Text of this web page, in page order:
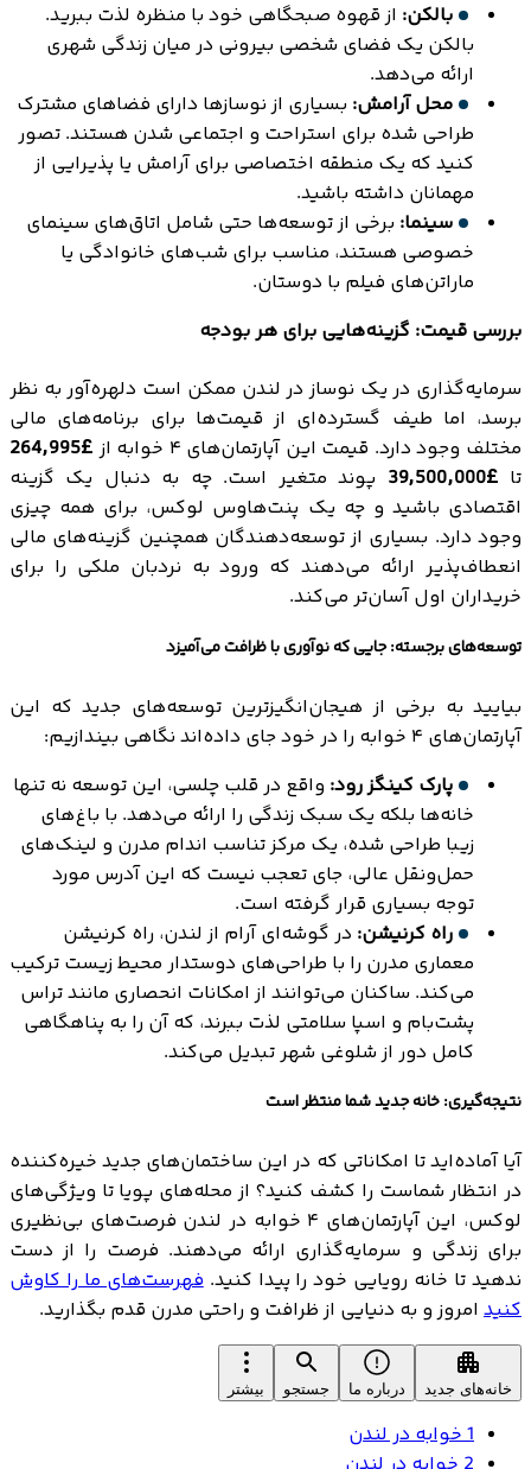
بالکن: از قهوه صبحگاهی خود با منظره لذت ببرید.
بالکن یک فضای شخصی بیرونی در میان زندگی شهری
ارائه می‌دهد.
محل آرامش: بسیاری از نوسازها دارای فضاهای مشترک
طراحی شده برای استراحت و اجتماعی شدن هستند. تصور
کنید که یک منطقه اختصاصی برای آرامش یا پذیرایی از
مهمانان داشته باشید.
سینما: برخی از توسعه‌ها حتی شامل اتاق‌های سینمای
خصوصی هستند، مناسب برای شب‌های خانوادگی یا
ماراتن‌های فیلم با دوستان.
بررسی قیمت: گزینه‌هایی برای هر بودجه
سرمایه‌گذاری در یک نوساز در لندن ممکن است دلهره‌آور به نظر
برسد، اما طیف گسترده‌ای از قیمت‌ها برای برنامه‌های مالی
مختلف وجود دارد. قیمت این آپارتمان‌های ۴ خوابه از
£264,995
تا £39,500,000
پوند متغیر است. چه به دنبال یک گزینه
اقتصادی باشید و چه یک پنت‌هاوس لوکس، برای همه چیزی
وجود دارد. بسیاری از توسعه‌دهندگان همچنین گزینه‌های مالی
انعطاف‌پذیر ارائه می‌دهند که ورود به نردبان ملکی را برای
خریداران اول آسان‌تر می‌کند.
توسعه‌های برجسته: جایی که نوآوری با ظرافت می‌آمیزد
بیایید به برخی از هیجان‌انگیزترین توسعه‌های جدید که این
آپارتمان‌های ۴ خوابه را در خود جای داده‌اند نگاهی بیندازیم:
پارک کینگز رود: واقع در قلب چلسی، این توسعه نه تنها
خانه‌ها بلکه یک سبک زندگی را ارائه می‌دهد. با باغ‌های
زیبا طراحی شده، یک مرکز تناسب اندام مدرن و لینک‌های
حمل‌ونقل عالی، جای تعجب نیست که این آدرس مورد
توجه بسیاری قرار گرفته است.
راه کرنیشن: در گوشه‌ای آرام از لندن، راه کرنیشن
معماری مدرن را با طراحی‌های دوستدار محیط زیست ترکیب
می‌کند. ساکنان می‌توانند از امکانات انحصاری مانند تراس
پشت‌بام و اسپا سلامتی لذت ببرند، که آن را به پناهگاهی
کامل دور از شلوغی شهر تبدیل می‌کند.
نتیجه‌گیری: خانه جدید شما منتظر است
آیا آماده‌اید تا امکاناتی که در این ساختمان‌های جدید خیره‌کننده
در انتظار شماست را کشف کنید؟ از محله‌های پویا تا ویژگی‌های
لوکس، این آپارتمان‌های ۴ خوابه در لندن فرصت‌های بی‌نظیری
برای زندگی و سرمایه‌گذاری ارائه می‌دهند. فرصت را از دست
ندهید تا خانه رویایی خود را پیدا کنید.فهرست‌های ما را کاوش
کنید امروز و به دنیایی از ظرافت و راحتی مدرن قدم بگذارید.
خانه‌های جدید درباره ما جستجو بیشتر
1 خوابه در لندن